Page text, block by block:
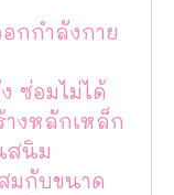
กกำลังกาย
ซ่อมไม่ได้
างหลักเหล็ก
สนิม
มกับขนาด